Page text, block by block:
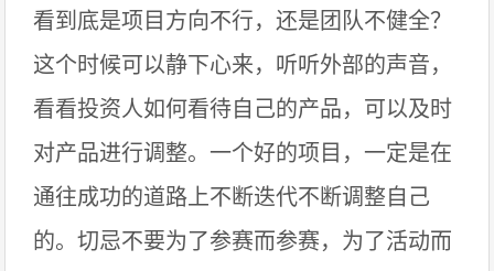
看到底是项目方向不行，还是团队不健全？
这个时候可以静下心来，听听外部的声音，
看看投资人如何看待自己的产品，可以及时
对产品进行调整。一个好的项目，一定是在
通往成功的道路上不断迭代不断调整自己
的。切忌不要为了参赛而参赛，为了活动而